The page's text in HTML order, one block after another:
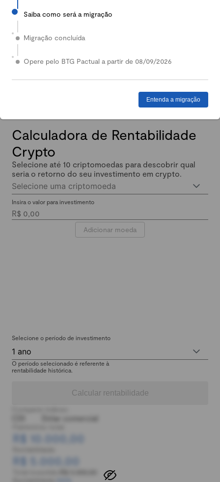
2024
Em 2024, nossa Carteira Conservadora mais que
Enquanto isso, quem investiu em Renda Fixa lucrou
Calculadora de Rentabilidade
Crypto
Selecione até 10 criptomoedas para descobrir qual
seria o retorno do seu investimento em crypto.
Selecione uma criptomoeda
Insira o valor para investimento
Adicionar moeda
Selecione o período de investimento
1 ano
O período selecionado é referente à
rentabilidade histórica.
Calcular rentabilidade
Dólar comercial
R$ 10.000,00
R$ 5.000,00
Saiba como será a migração
Migração concluída
Opere pelo BTG Pactual a partir de 08/09/2026
Entenda a migração